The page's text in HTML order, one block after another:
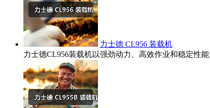
力士德 CL956 装载机
力士德CL956装载机以强劲动力、高效作业和稳定性